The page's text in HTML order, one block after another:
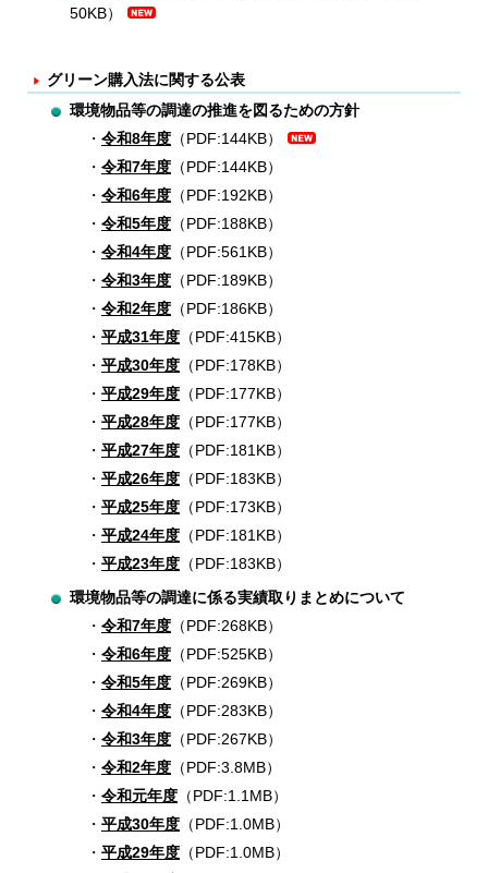
50KB）
グリーン購入法に関する公表
環境物品等の調達の推進を図るための方針
令和8年度 （PDF:144KB）
令和7年度 （PDF:144KB）
令和6年度 （PDF:192KB）
令和5年度 （PDF:188KB）
令和4年度 （PDF:561KB）
令和3年度 （PDF:189KB）
令和2年度 （PDF:186KB）
平成31年度 （PDF:415KB）
平成30年度 （PDF:178KB）
平成29年度 （PDF:177KB）
平成28年度 （PDF:177KB）
平成27年度 （PDF:181KB）
平成26年度 （PDF:183KB）
平成25年度 （PDF:173KB）
平成24年度 （PDF:181KB）
平成23年度 （PDF:183KB）
環境物品等の調達に係る実績取りまとめについて
令和7年度 （PDF:268KB）
令和6年度 （PDF:525KB）
令和5年度 （PDF:269KB）
令和4年度 （PDF:283KB）
令和3年度 （PDF:267KB）
令和2年度 （PDF:3.8MB）
令和元年度 （PDF:1.1MB）
平成30年度 （PDF:1.0MB）
平成29年度 （PDF:1.0MB）